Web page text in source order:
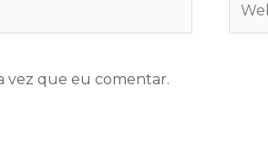
vez que eu comentar.